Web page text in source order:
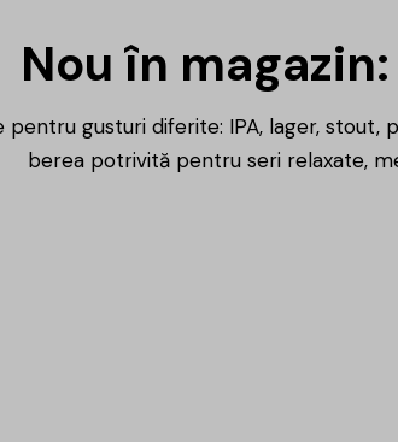
multe
Nou în
pentru gusturi diferite: IPA, lager,
berea potrivită pentru seri relaxate,